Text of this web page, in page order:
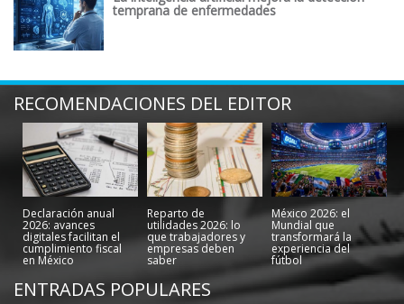
temprana de enfermedades
RECOMENDACIONES DEL EDITOR
Declaración anual
2026: avances
digitales facilitan el
cumplimiento fiscal
en México
Reparto de
utilidades 2026: lo
que trabajadores y
empresas deben
saber
México 2026: el
Mundial que
transformará la
experiencia del
fútbol
ENTRADAS POPULARES